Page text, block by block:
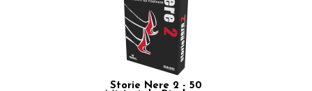
Storie Nere 2 - 50